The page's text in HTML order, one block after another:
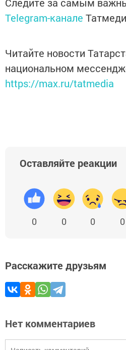
Следите за самым
Telegram-канале
Читайте новости
национальном
https://max.ru/tatmedia
Оставляйте реакции
0 0 0 0
Расскажите друзьям
Нет комментариев